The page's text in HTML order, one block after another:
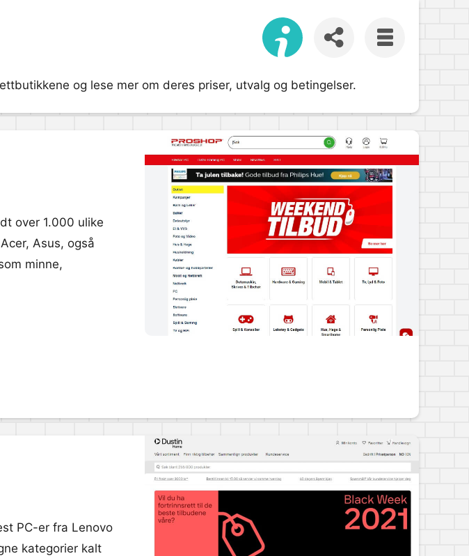
og lese mer om deres priser, utvalg og betingelser.
over 1.000 ulike
Asus, også
minne,
PC-er fra Lenovo
kategorier kalt